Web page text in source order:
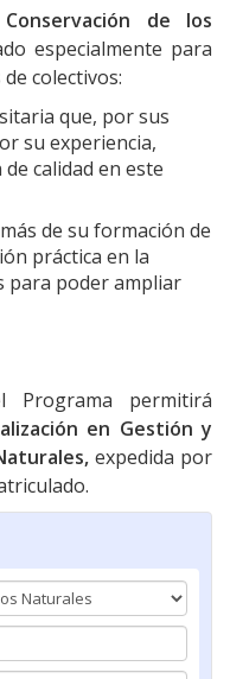
de los
especialmente para
colectivos:
que, por sus
su experiencia,
calidad en este
de su formación de
práctica en la
para poder ampliar
Programa permitirá
en Gestión y
expedida por